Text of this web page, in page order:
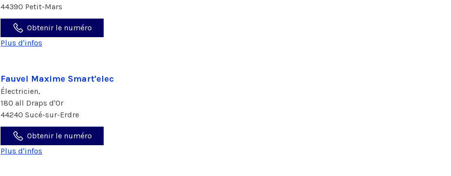
44390 Petit-Mars
Obtenir le numéro
Plus d'infos
Fauvel Maxime Smart'elec
Électricien,
180 all Draps d'Or
44240 Sucé-sur-Erdre
Obtenir le numéro
Plus d'infos